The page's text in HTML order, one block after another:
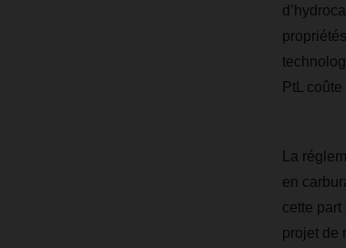
PtL
La
en
cette part
projet de